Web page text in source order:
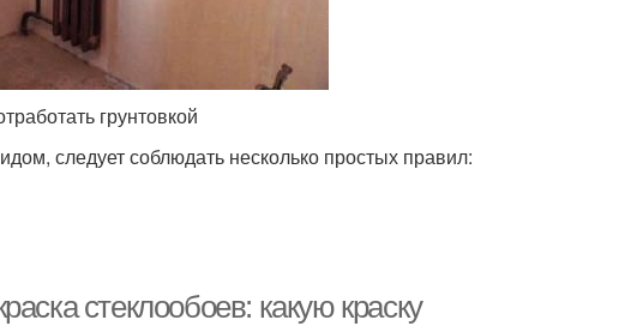
грунтовкой
следует соблюдать несколько простых правил:
стеклообоев: какую краску